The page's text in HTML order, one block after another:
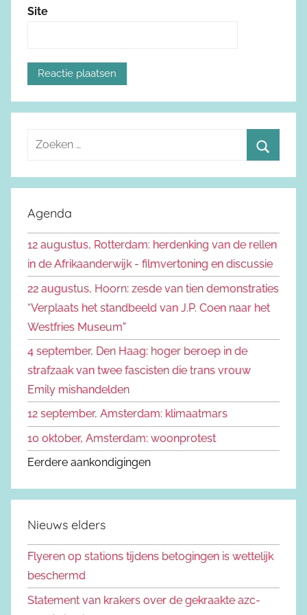
Site
e
e
n
a
a
:
o
e
n
Agenda
12 augustus, Rotterdam: herdenking van de rellen
in de Afrikaanderwijk - filmvertoning en discussie
22 augustus, Hoorn: zesde van tien demonstraties
“Verplaats het standbeeld van J.P. Coen naar het
Westfries Museum”
4 september, Den Haag: hoger beroep in de
strafzaak van twee fascisten die trans vrouw
Emily mishandelden
12 september, Amsterdam: klimaatmars
10 oktober, Amsterdam: woonprotest
Eerdere aankondigingen
Nieuws elders
Flyeren op stations tijdens betogingen is wettelijk
beschermd
Statement van krakers over de gekraakte azc-